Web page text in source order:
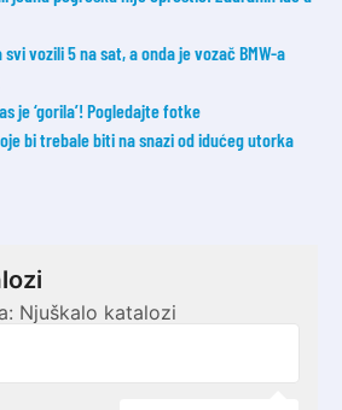
vozili 5 na sat, a onda je vozač BMW-a
je ‘gorila’! Pogledajte fotke
bi trebale biti na snazi od idućeg utorka